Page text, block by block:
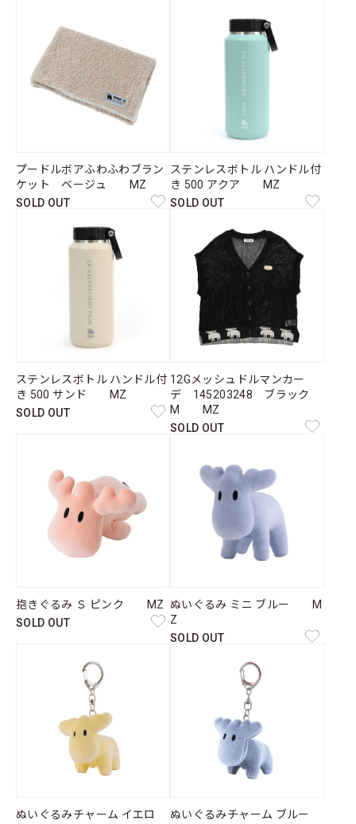
プードルボアふわふわブラン
ケット ベージュ MZ
SOLD OUT
ステンレスボトル ハンドル付
き 500 アクア MZ
SOLD OUT
ステンレスボトル ハンドル付
き 500 サンド MZ
SOLD OUT
12Gメッシュドルマンカー
デ 145203248 ブラック
M MZ
SOLD OUT
抱きぐるみ Ｓ ピンク MZ
SOLD OUT
ぬいぐるみ ミニ ブルー M
Z
SOLD OUT
ぬいぐるみチャーム イエロ
ぬいぐるみチャーム ブルー